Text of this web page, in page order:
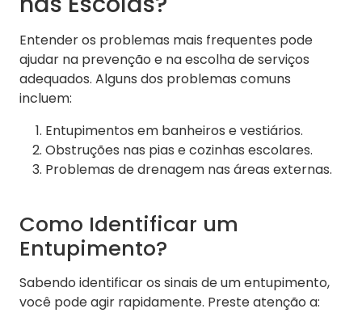
Entender os problemas mais frequentes pode
ajudar na prevenção e na escolha de serviços
adequados. Alguns dos problemas comuns
incluem:
Entupimentos em banheiros e vestiários.
Obstruções nas pias e cozinhas escolares.
Problemas de drenagem nas áreas externas.
Como Identificar um
Entupimento?
Sabendo identificar os sinais de um entupimento,
você pode agir rapidamente. Preste atenção a: